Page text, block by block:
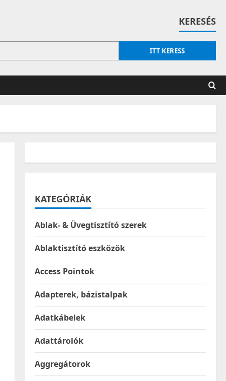
KERESÉS
ITT KERESS
KATEGÓRIÁK
Ablak- & Üvegtisztító szerek
Ablaktisztító eszközök
Access Pointok
Adapterek, bázistalpak
Adatkábelek
Adattárolók
Aggregátorok